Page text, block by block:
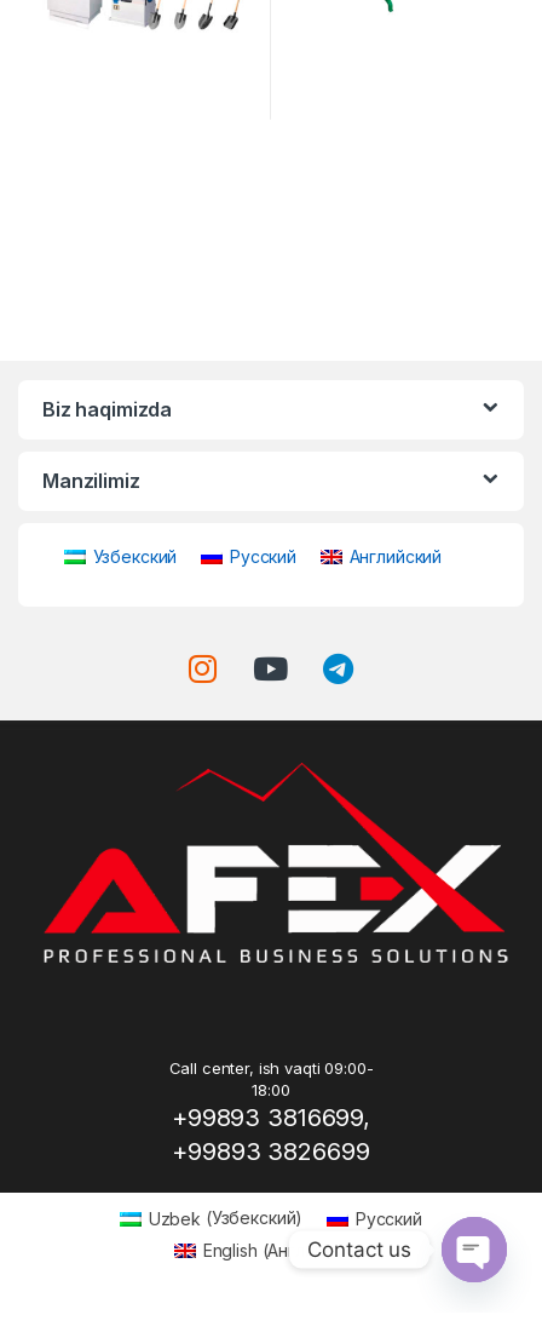
Biz haqimizda
Manzilimiz
Узбекский Русский Английский
Call center, ish vaqti 09:00-
18:00
+99893 3816699,
+99893 3826699
Uzbek (Узбекский)
Русский
English (Английский)
Contact us